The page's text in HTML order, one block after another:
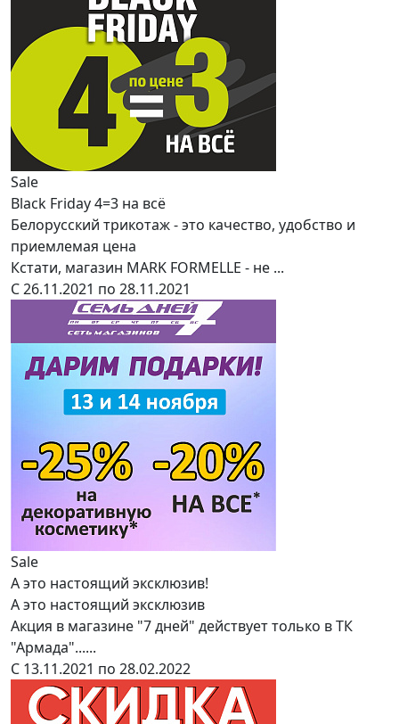
Sale
Black Friday 4=3 на всё
Белорусский трикотаж - это качество, удобство и
приемлемая цена
Кстати, магазин MARK FORMELLE - не ...
С 26.11.2021 по 28.11.2021
Sale
А это настоящий эксклюзив!
А это настоящий эксклюзив
Акция в магазине "7 дней" действует только в ТК
"Армада"......
С 13.11.2021 по 28.02.2022